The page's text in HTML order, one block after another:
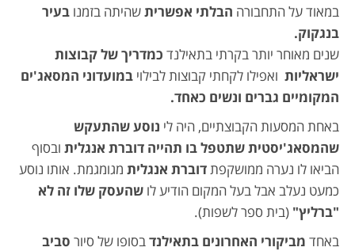
במאוד על התחבורה הבלתי אפשריתשהיתה בזמנו בעיר
בנגקוק.
שנים מאוחר יותר בקרתי בתאילנד כמדריך של קבוצות
ישראליות ואפילו לקחתי קבוצות לבילוי במועדוני המסאג'ים
המקומיים גברים ונשים כאחד.
באחת המסעות הקבוצתיים, היה לי נוסע שהתעקש
שהמסאג'יסטית שתטפל בו תהייה דוברת אנגלית ובסוף
הביאו לו נערה ממושקפתדוברת אנגלית מגומגמת. אותו נוסע
כמעט נעלב אבל בעל המקום הודיע לו שהעסק שלו זה לא
"ברליץ" (בית ספר לשפות).
באחד מביקורי האחרונים בתאילנדבסופו של סיור סביב